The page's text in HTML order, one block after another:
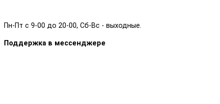
Пн-Пт с 9-00 до 20-00, Сб-Вс - выходные.
Поддержка в мессенджере